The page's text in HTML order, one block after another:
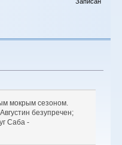
мокрым сезоном.
безупречен;
Саба -